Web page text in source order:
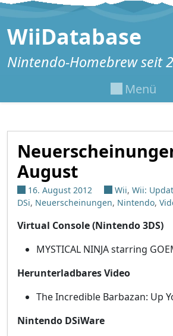
Zum Inhalt springen
WiiDatabase
Nintendo-Homebrew seit
Menü
August
16. August 2012 Wii, Wii:
DSi, Neuerscheinungen, Nintendo,
Virtual Console (Nintendo 3DS)
MYSTICAL NINJA starring
Herunterladbares Video
The Incredible Barbazan: Up
Nintendo DSiWare